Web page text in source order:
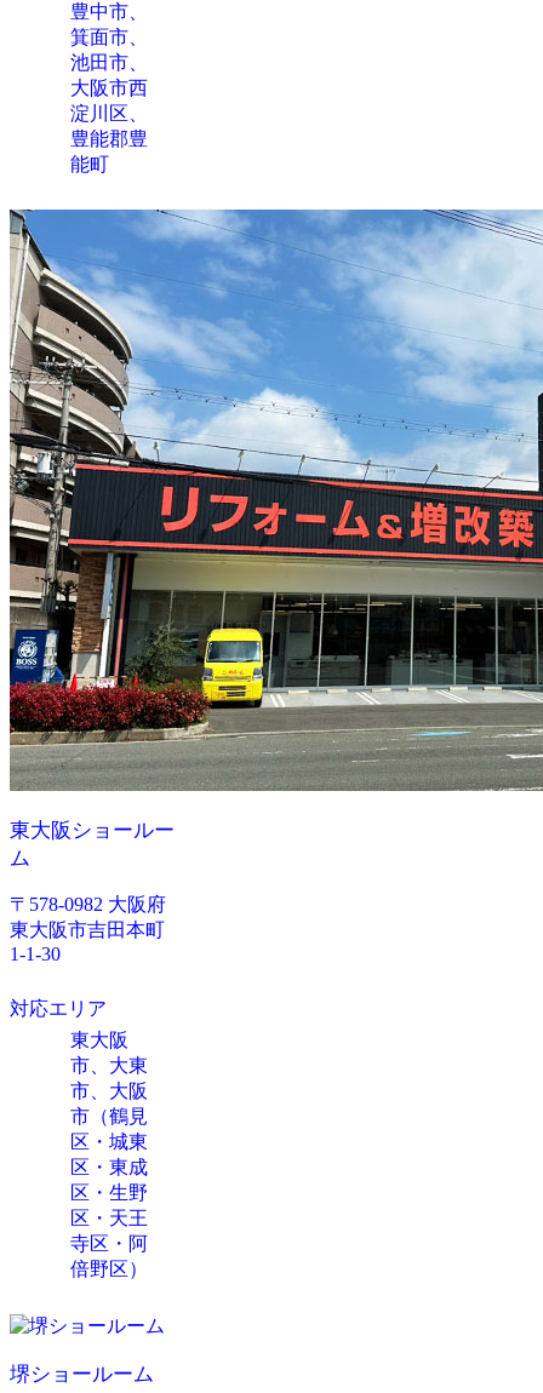
豊中市、
箕面市、
池田市、
大阪市西
淀川区、
豊能郡豊
能町
東大阪ショールー
ム
〒578-0982 大阪府
東大阪市吉田本町
1-1-30
対応エリア
東大阪
市、大東
市、大阪
市（鶴見
区・城東
区・東成
区・生野
区・天王
寺区・阿
倍野区）
堺ショールーム